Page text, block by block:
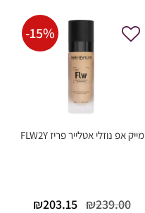
-15%
מייק אפ נוזלי אטלייר פריז FLW2Y
₪239.00
המחיר₪203.15